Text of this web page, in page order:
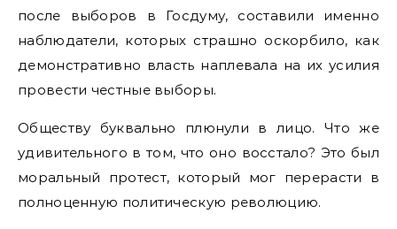
после выборов в Госдуму, составили именно
наблюдатели, которых страшно оскорбило, как
демонстративно власть наплевала на их усилия
провести честные выборы.
Обществу буквально плюнули в лицо. Что же
удивительного в том, что оно восстало? Это был
моральный протест, который мог перерасти в
полноценную политическую революцию.